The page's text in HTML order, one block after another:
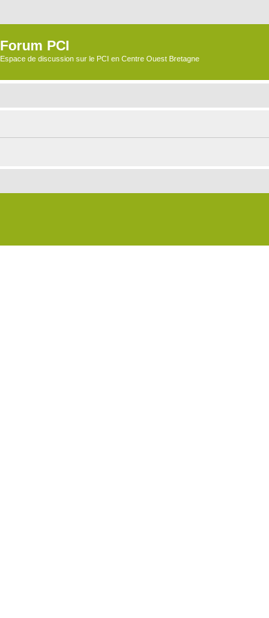
Forum PCI
Espace de discussion sur le PCI en Centre Ouest Bretagne